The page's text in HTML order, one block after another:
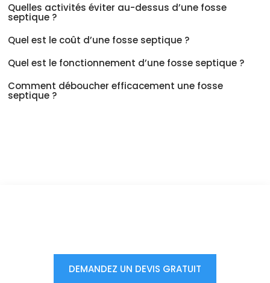
Quelles activités éviter au-dessus d’une fosse
septique ?
Quel est le coût d’une fosse septique ?
Quel est le fonctionnement d’une fosse septique ?
Comment déboucher efficacement une fosse
septique ?
DEMANDEZ UN DEVIS GRATUIT